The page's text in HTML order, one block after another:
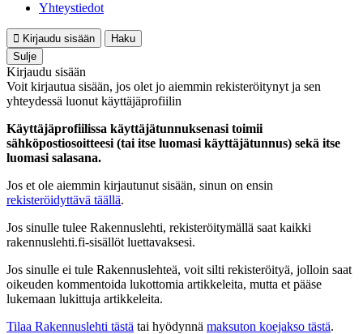
Yhteystiedot
Kirjaudu sisään
Haku
Sulje
Kirjaudu sisään
Voit kirjautua sisään, jos olet jo aiemmin rekisteröitynyt ja sen
yhteydessä luonut käyttäjäprofiilin
Käyttäjäprofiilissa käyttäjätunnuksenasi toimii
sähköpostiosoitteesi (tai itse luomasi käyttäjätunnus) sekä itse
luomasi salasana.
Jos et ole aiemmin kirjautunut sisään, sinun on ensin
rekisteröidyttävä täällä.
Jos sinulle tulee Rakennuslehti, rekisteröitymällä saat kaikki
rakennuslehti.fi-sisällöt luettavaksesi.
Jos sinulle ei tule Rakennuslehteä, voit silti rekisteröityä, jolloin saat
oikeuden kommentoida lukottomia artikkeleita, mutta et pääse
lukemaan lukittuja artikkeleita.
Tilaa Rakennuslehti tästä tai hyödynnä maksuton koejakso tästä.